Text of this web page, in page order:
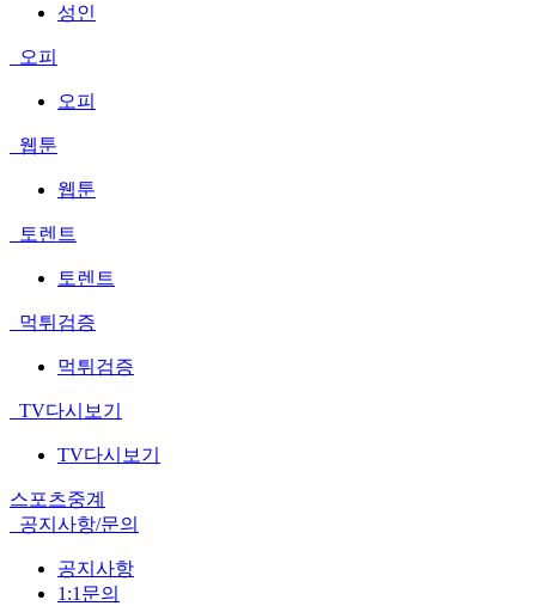
성인
오피
오피
웹툰
웹툰
토렌트
토렌트
먹튀검증
먹튀검증
TV다시보기
TV다시보기
스포츠중계
공지사항/문의
공지사항
1:1문의